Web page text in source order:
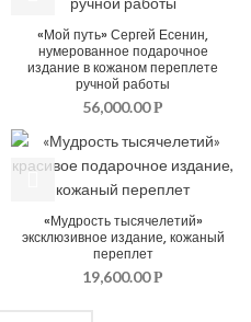
«Мой путь» Сергей Есенин,
нумерованное подарочное
издание в кожаном переплете
ручной работы
56,000.00Р
«Мудрость тысячелетий»
эксклюзивное издание, кожаный
переплет
19,600.00Р